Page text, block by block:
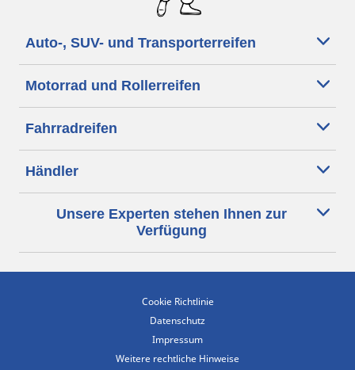
Auto-, SUV- und Transporterreifen
Motorrad und Rollerreifen
Fahrradreifen
Händler
Unsere Experten stehen Ihnen zur
Verfügung
Cookie Richtlinie
Datenschutz
Impressum
Weitere rechtliche Hinweise